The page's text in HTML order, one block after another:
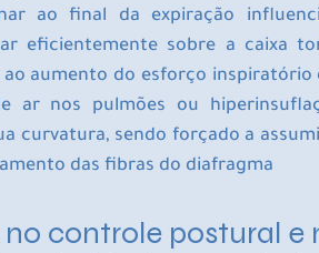
ao final da expiração
eficientemente sobre a caixa
ao aumento do esforço
ar nos pulmões ou
curvatura, sendo forçado a
das fibras do diafragma
controle postural e